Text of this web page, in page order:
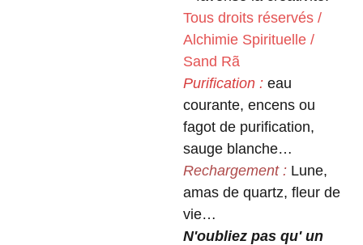
Tous droits réservés /
Alchimie Spirituelle /
Sand Rã
Purification : eau
courante, encens ou
fagot de purification,
sauge blanche…
Rechargement : Lune,
amas de quartz, fleur de
vie…
N'oubliez pas qu' un